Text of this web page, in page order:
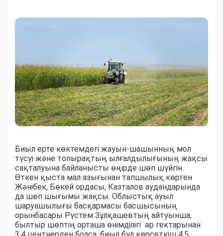
Биыл ерте көктемдегі жауын-шашынның мол
түсуі және топырақтың ылғалдылығының жақсы
сақталуына байланысты өңірде шөп шүйгін.
Өткен қыста мал азығынан тапшылық көрген
Жәнібек, Бөкей ордасы, Казталов аудандарында
да шөп шығымы жақсы. Облыстық ауыл
шаруашылығы басқармасы басшысының
орынбасары Рүстем Зұлқашевтың айтуынша,
былтыр шөптің орташа өнімділігі әр гектарынан